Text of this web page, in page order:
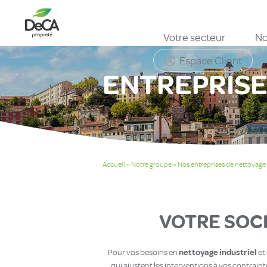
Votre secteur
Espace Client
Accueil » Notre groupe» Nos entreprises de nettoyage
VOTRE
Pour vos besoins en nettoyage industriel et